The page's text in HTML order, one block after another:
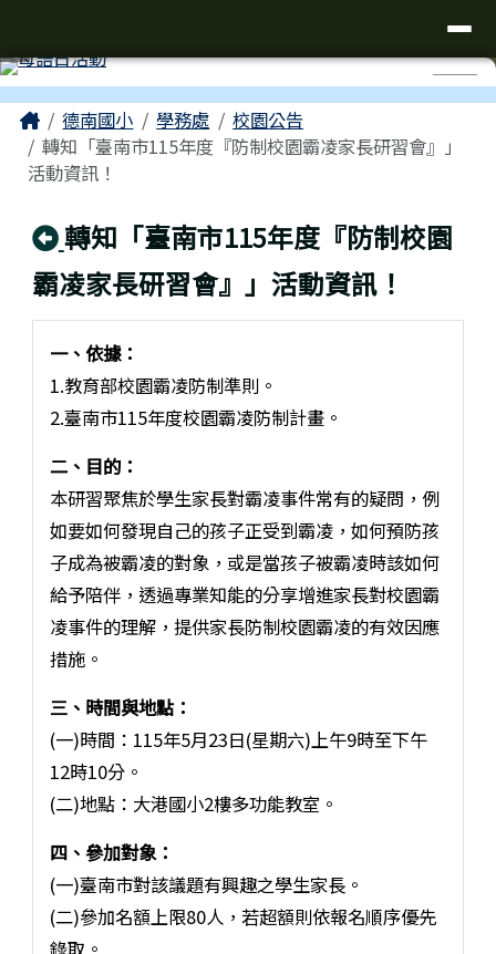
⏸
工具列
主內容區域
Home德南國小 學務處
校園公告
轉知「臺南市115年度『防制校園霸凌家長研習會』」
活動資訊！
回上頁
轉知「臺南市115年度『防制校園
霸凌家長研習會』」活動資訊！
一、依據：
1.教育部校園霸凌防制準則。
2.臺南市115年度校園霸凌防制計畫。
二、目的：
本研習聚焦於學生家長對霸凌事件常有的疑問，例
如要如何發現自己的孩子正受到霸凌，如何預防孩
子成為被霸凌的對象，或是當孩子被霸凌時該如何
給予陪伴，透過專業知能的分享增進家長對校園霸
凌事件的理解，提供家長防制校園霸凌的有效因應
措施。
三、時間與地點：
(一)時間：115年5月23日(星期六)上午9時至下午
12時10分。
(二)地點：大港國小2樓多功能教室。
四、參加對象：
(一)臺南市對該議題有興趣之學生家長。
(二)參加名額上限80人，若超額則依報名順序優先
錄取。
頁尾區域